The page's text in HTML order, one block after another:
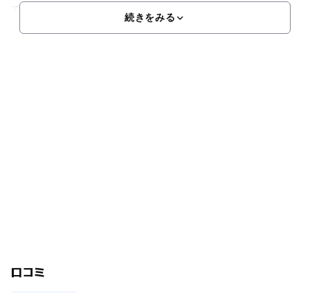
てのカニといった海の幸をその場で味わうことができます。広
続きをみる
口コミ